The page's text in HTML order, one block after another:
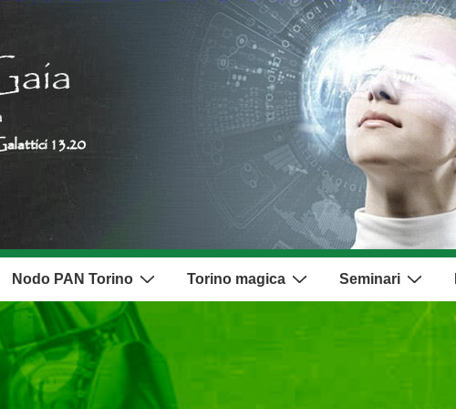
Nodo PAN Torino Torino magica Seminari